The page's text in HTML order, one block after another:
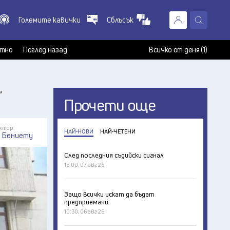
X
Големите кавички Сблъсък
Поглед назад Всичко от деня (1)
Бениету
Прочети още
НАЙ-НОВИ НАЙ-ЧЕТЕНИ
След последния съдийски сигнал
15:00, 07 авг 26
Защо всички искат да бъдат
предприемачи
10:30, 06 авг 26